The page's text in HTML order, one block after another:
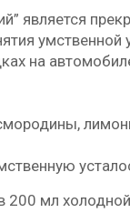
является
на
200 мл